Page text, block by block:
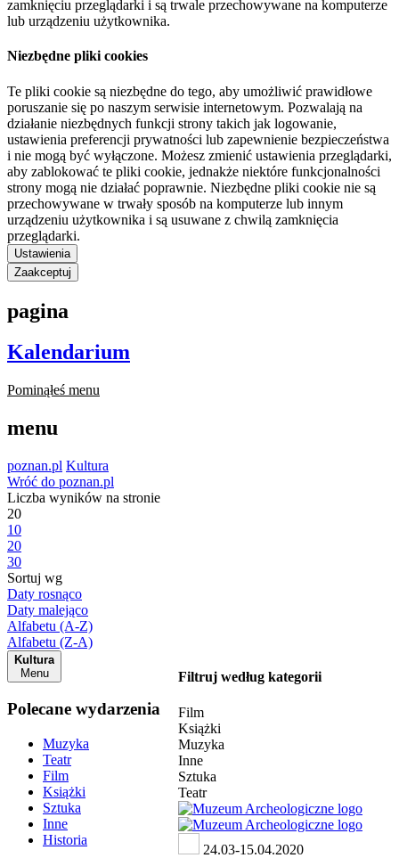
zamknięciu przeglądarki i są trwale przechowywane na komputerze
lub urządzeniu użytkownika.
Niezbędne pliki cookies
Te pliki cookie są niezbędne do tego, aby umożliwić prawidłowe
poruszanie się po naszym serwisie internetowym. Pozwalają na
działanie niezbędnych funkcji strony takich jak logowanie,
ustawienia preferencji prywatności lub zapewnienie bezpieczeństwa
i nie mogą być wyłączone. Możesz zmienić ustawienia przeglądarki,
aby zablokować te pliki cookie, jednakże niektóre funkcjonalności
strony mogą nie działać poprawnie. Niezbędne pliki cookie nie są
przechowywane w trwały sposób na komputerze lub innym
urządzeniu użytkownika i są usuwane z chwilą zamknięcia
przeglądarki.
Ustawienia
Zaakceptuj
pagina
Kalendarium
Pominąłeś menu
menu
poznan.pl Kultura
Wróć do poznan.pl
Liczba wyników na stronie
20
10
20
30
Sortuj wg
Daty rosnąco
Daty malejąco
Alfabetu (A-Z)
Alfabetu (Z-A)
Kultura
Menu
Polecane wydarzenia
Muzyka
Teatr
Film
Książki
Sztuka
Inne
Historia
Filtruj według kategorii
Film
Książki
Muzyka
Inne
Sztuka
Teatr
24.03-15.04.2020